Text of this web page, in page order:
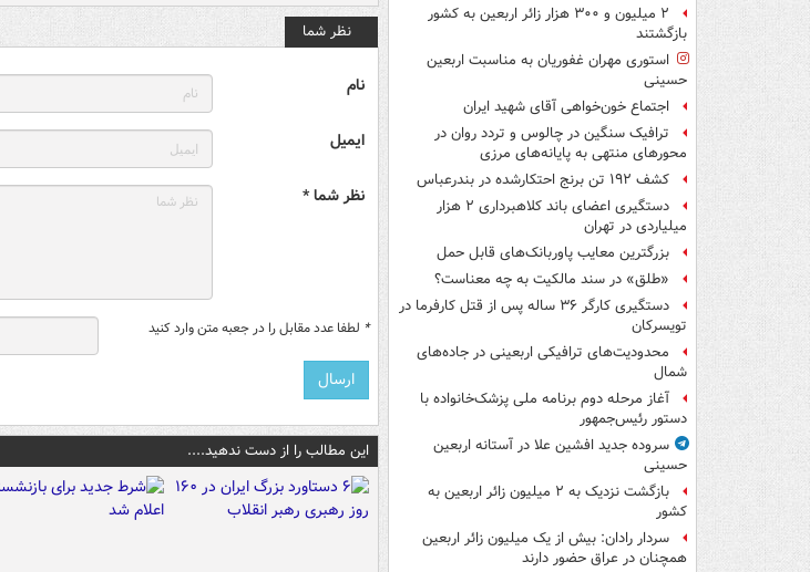
۲ میلیون و ۳۰۰ هزار زائر اربعین به کشور
بازگشتند
استوری مهران غفوریان به مناسبت اربعین
حسینی
اجتماع خون‌خواهی آقای شهید ایران
ترافیک سنگین در چالوس و تردد روان در
محورهای منتهی به پایانه‌های مرزی
کشف ۱۹۲ تن برنج احتکارشده در بندرعباس
دستگیری اعضای باند کلاهبرداری ۲ هزار
میلیاردی در تهران
بزرگترین معایب پاوربانک‌های قابل حمل
«طلق» در سند مالکیت به چه معناست؟
دستگیری کارگر ۳۶ ساله پس از قتل کارفرما در
تویسرکان
محدودیت‌های ترافیکی اربعینی در جاده‌های
شمال‌
آغاز مرحله دوم برنامه ملی پزشک‌خانواده با
دستور رئیس‌جمهور
سروده جدید افشین علا در آستانه اربعین
حسینی
بازگشت نزدیک به ۲ میلیون زائر اربعین به
کشور
سردار رادان: بیش از یک میلیون زائر اربعین
همچنان در عراق حضور دارند
نظر شما
نام
ایمیل
نظر شما *
* لطفا عدد مقابل را در جعبه متن وارد کنید
این مطالب را از دست ندهید....